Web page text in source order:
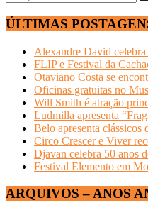
ÚLTIMAS
Alexandre David celebra
FLIP e Festival da
Otaviano Costa se
Oficinas gratuitas no
Will Smith é atração
Ludmilla apresenta
Belo apresenta
Circo Crescer e Viver
Djavan celebra 50 anos
Festival Elemento em
ARQUIVOS – ANOS